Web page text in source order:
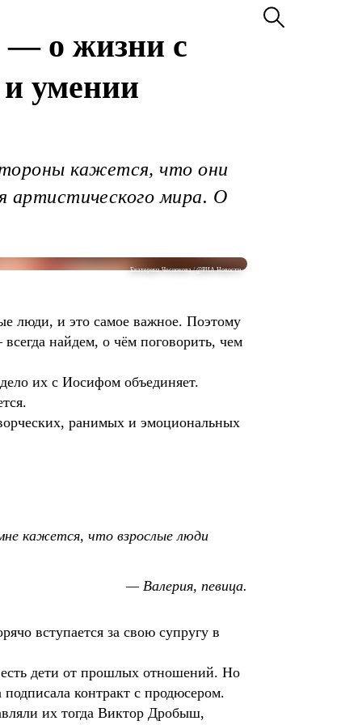
― о жизни с
умении
кажется, что они
артистического мира. О
Екатерина Чеснокова / @РИА Новости
люди, и это самое важное. Поэтому
найдем, о чём поговорить, чем
их с Иосифом объединяет.
ранимых и эмоциональных
кажется, что взрослые люди
— Валерия, певица.
вступается за свою супругу в
дети от прошлых отношений. Но
контракт с продюсером.
их тогда Виктор Дробыш,